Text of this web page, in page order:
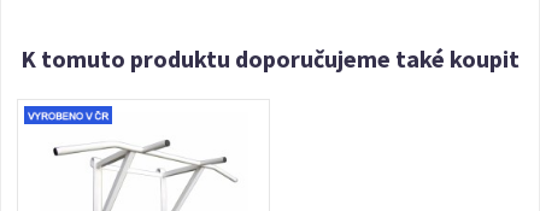
K tomuto produktu doporučujeme také koupit